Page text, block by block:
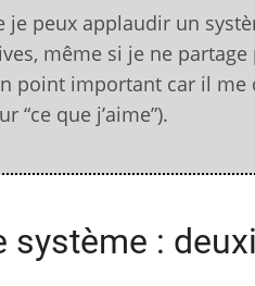
je peux applaudir un
même si je ne
point important car il
“ce que j’aime”).
système :